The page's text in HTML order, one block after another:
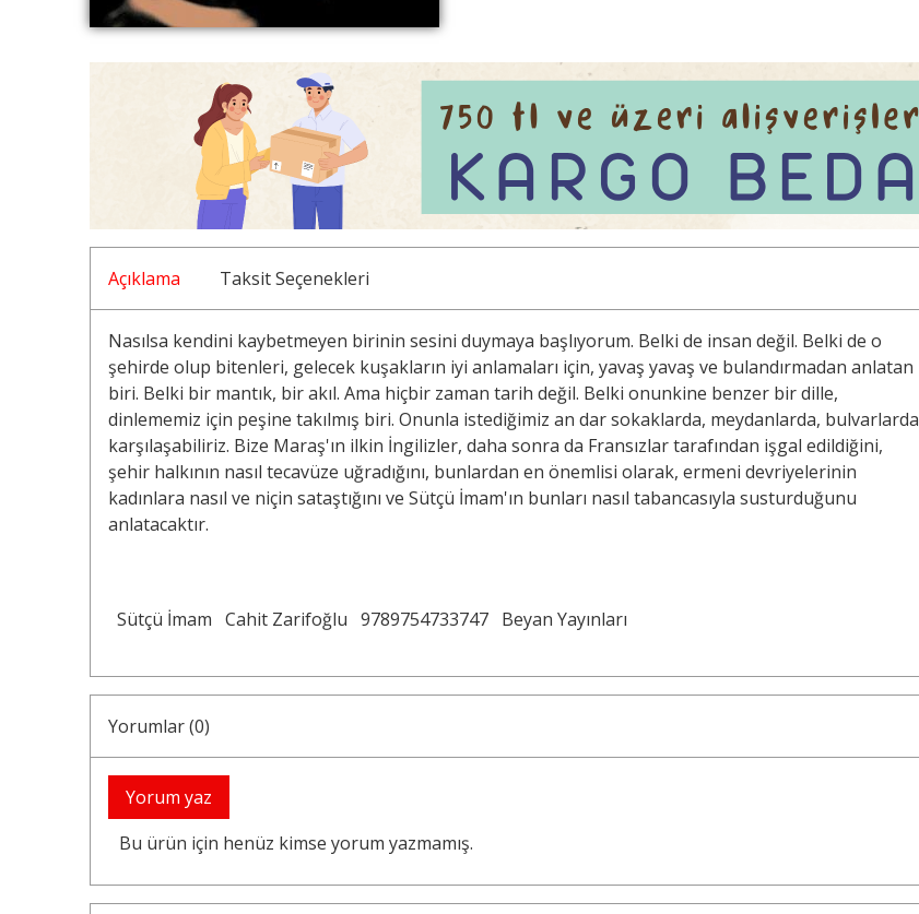
Açıklama Taksit Seçenekleri
Nasılsa kendini kaybetmeyen birinin sesini duymaya başlıyorum. Belki de insan değil. Belki de o
şehirde olup bitenleri, gelecek kuşakların iyi anlamaları için, yavaş yavaş ve bulandırmadan anlatan
biri. Belki bir mantık, bir akıl. Ama hiçbir zaman tarih değil. Belki onunkine benzer bir dille,
dinlememiz için peşine takılmış biri. Onunla istediğimiz an dar sokaklarda, meydanlarda, bulvarlarda
karşılaşabiliriz. Bize Maraş'ın ilkin İngilizler, daha sonra da Fransızlar tarafından işgal edildiğini,
şehir halkının nasıl tecavüze uğradığını, bunlardan en önemlisi olarak, ermeni devriyelerinin
kadınlara nasıl ve niçin sataştığını ve Sütçü İmam'ın bunları nasıl tabancasıyla susturduğunu
anlatacaktır.
Sütçü İmam Cahit Zarifoğlu 9789754733747 Beyan Yayınları
Yorumlar (0)
Yorum yaz
Bu ürün için henüz kimse yorum yazmamış.